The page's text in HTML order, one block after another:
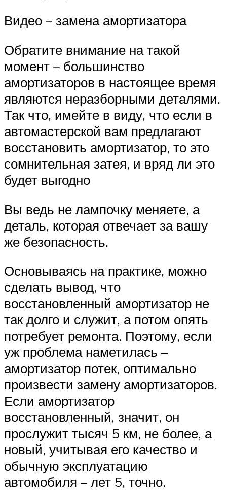
Видео – замена амортизатора
Обратите внимание на такой
момент – большинство
амортизаторов в настоящее время
являются неразборными деталями.
Так что, имейте в виду, что если в
автомастерской вам предлагают
восстановить амортизатор, то это
сомнительная затея, и вряд ли это
будет выгодно
Вы ведь не лампочку меняете, а
деталь, которая отвечает за вашу
же безопасность.
Основываясь на практике, можно
сделать вывод, что
восстановленный амортизатор не
так долго и служит, а потом опять
потребует ремонта. Поэтому, если
уж проблема наметилась –
амортизатор потек, оптимально
произвести замену амортизаторов.
Если амортизатор
восстановленный, значит, он
прослужит тысяч 5 км, не более, а
новый, учитывая его качество и
обычную эксплуатацию
автомобиля – лет 5, точно.